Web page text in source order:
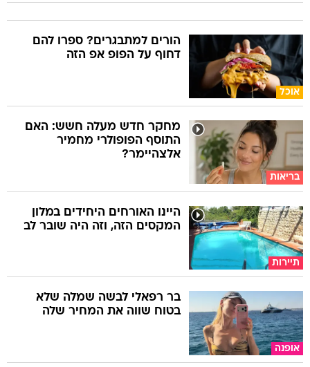
אוכל
הורים למתבגרים? ספרו להם
דחוף על הפופ אפ הזה
בריאות
מחקר חדש מעלה חשש: האם
התוסף הפופולרי מחמיר
אלצהיימר?
תיירות
היינו האורחים היחידים במלון
המקסים הזה, וזה היה שובר לב
אופנה
בר רפאלי לבשה שמלה שלא
בטוח שווה את המחיר שלה